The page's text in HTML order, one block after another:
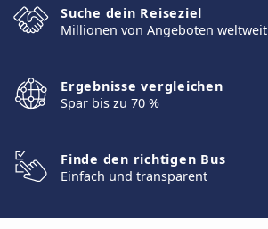
Suche dein Reiseziel
Millionen von Angeboten weltweit
Ergebnisse vergleichen
Spar bis zu 70 %
Finde den richtigen Bus
Einfach und transparent